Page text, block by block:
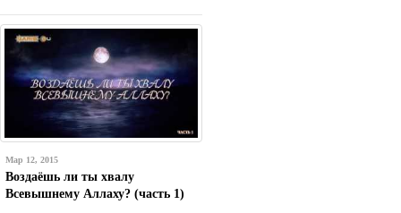
Мар 12, 2015
Воздаёшь ли ты хвалу
Всевышнему Аллаху? (часть 1)